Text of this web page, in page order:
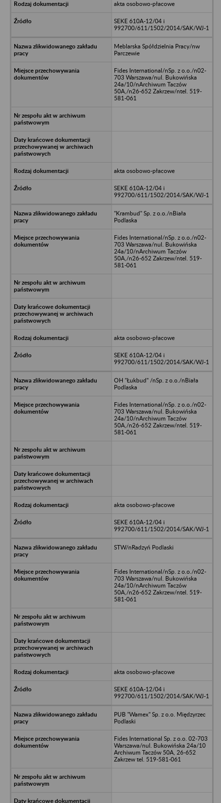
akta osobowo-płacowe
SEKE 610A-12/04 i
992700/611/1502/2014/SAK/WJ-1
Meblarska Spółdzielnia Pracy/nw
Parczewie
Fides International/nSp. z o.o./n02-
703 Warszawa/nul. Bukowińska
24a/10/nArchiwum Taczów
50A,/n26-652 Zakrzew/ntel. 519-
581-061
akta osobowo-płacowe
SEKE 610A-12/04 i
992700/611/1502/2014/SAK/WJ-1
"Krambud" Sp. z o.o./nBiała
Podlaska
Fides International/nSp. z o.o./n02-
703 Warszawa/nul. Bukowińska
24a/10/nArchiwum Taczów
50A,/n26-652 Zakrzew/ntel. 519-
581-061
akta osobowo-płacowe
SEKE 610A-12/04 i
992700/611/1502/2014/SAK/WJ-1
OH "Łukbud" /nSp. z o.o./nBiała
Podlaska
Fides International/nSp. z o.o./n02-
703 Warszawa/nul. Bukowińska
24a/10/nArchiwum Taczów
50A,/n26-652 Zakrzew/ntel. 519-
581-061
akta osobowo-płacowe
SEKE 610A-12/04 i
992700/611/1502/2014/SAK/WJ-1
STW/nRadzyń Podlaski
Fides International/nSp. z o.o./n02-
703 Warszawa/nul. Bukowińska
24a/10/nArchiwum Taczów
50A,/n26-652 Zakrzew/ntel. 519-
581-061
akta osobowo-płacowe
SEKE 610A-12/04 i
992700/611/1502/2014/SAK/WJ-1
PUB "Wamex" Sp. z o.o. Międzyrzec
Podlaski
Fides International Sp. z o.o. 02-703
Warszawa/nul. Bukowińska 24a/10
Archiwum Taczów 50A, 26-652
Zakrzew tel. 519-581-061